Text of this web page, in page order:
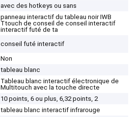
avec des hotkeys ou sans
panneau interactif du tableau noir IWB
Ttouch de conseil de conseil interactif
interactif futé de ta
conseil futé interactif
Non
tableau blanc
Tableau blanc interactif électronique de
Multitouch avec la touche directe
10 points, 6 ou plus, 6,32 points, 2
tableau blanc interactif infrarouge